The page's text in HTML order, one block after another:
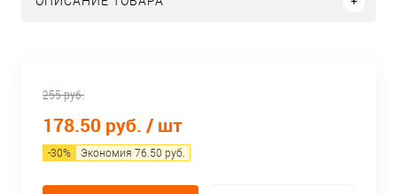
255 руб.
178.50 руб. / шт
-30% Экономия 76.50 руб.